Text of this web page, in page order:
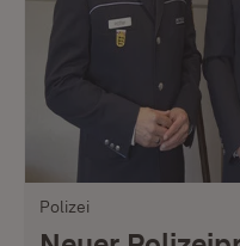
Polizei